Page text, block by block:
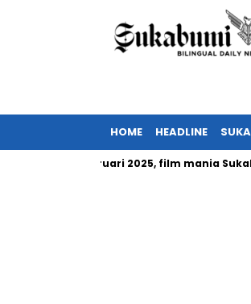
HOME HEADLINE
Februari 2025, film mania Sukabumi